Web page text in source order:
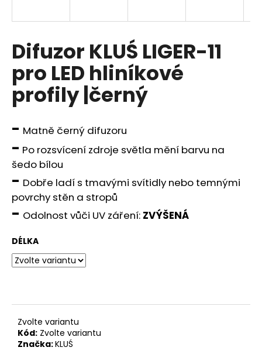
Difuzor KLUŚ LIGER-11
pro LED hliníkové
profily |černý
- Matně černý difuzoru
- Po rozsvícení zdroje světla mění barvu na
šedo bílou
- Dobře ladí s tmavými svítidly nebo temnými
povrchy stěn a stropů
- Odolnost vůči UV záření: ZVÝŠENÁ
DÉLKA
Zvolte variantu
Kód: Zvolte variantu
Značka:KLUŚ
í
t
?
HLEDAT
D
o
p
r
u
č
e
m
e